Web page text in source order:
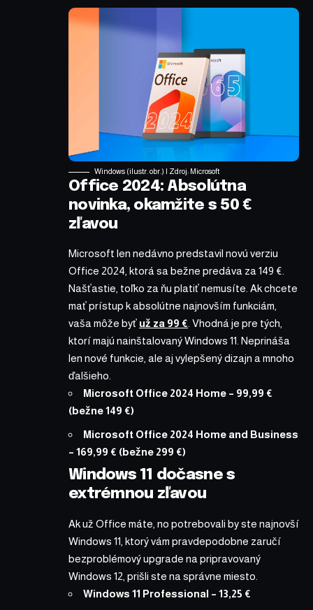
Windows (ilustr. obr.) | Zdroj: Microsoft
Office 2024: Absolútna
novinka, okamžite s 50 €
zľavou
Microsoft len nedávno predstavil novú verziu
Office 2024, ktorá sa bežne predáva za 149 €.
Našťastie, toľko za ňu platiť nemusíte. Ak chcete
mať prístup k absolútne najnovším funkciám,
vaša môže byť už za 99 €. Vhodná je pre tých,
ktorí majú nainštalovaný Windows 11. Neprináša
len nové funkcie, ale aj vylepšený dizajn a mnoho
ďalšieho.
Microsoft Office 2024 Home – 99,99 €
(bežne 149 €)
Microsoft Office 2024 Home and Business
– 169,99 € (bežne 299 €)
Windows 11 dočasne s
extrémnou zľavou
Ak už Office máte, no potrebovali by ste najnovší
Windows 11, ktorý vám pravdepodobne zaručí
bezproblémový upgrade na pripravovaný
Windows 12, prišli ste na správne miesto.
Windows 11 Professional – 13,25 €